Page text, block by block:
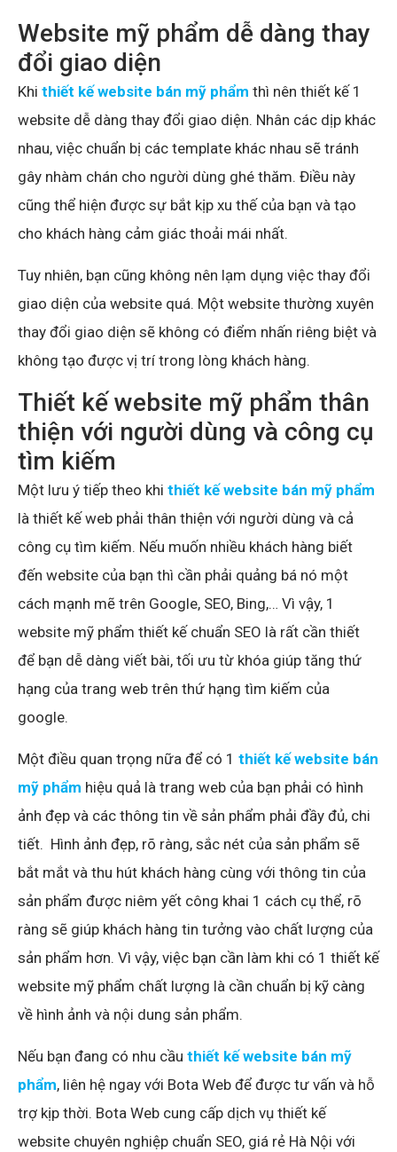
Website mỹ phẩm dễ dàng thay
đổi giao diện
Khi thiết kế website bán mỹ phẩm thì nên thiết kế 1
website dễ dàng thay đổi giao diện. Nhân các dịp khác
nhau, việc chuẩn bị các template khác nhau sẽ tránh
gây nhàm chán cho người dùng ghé thăm. Điều này
cũng thể hiện được sự bắt kịp xu thế của bạn và tạo
cho khách hàng cảm giác thoải mái nhất.
Tuy nhiên, bạn cũng không nên lạm dụng việc thay đổi
giao diện của website quá. Một website thường xuyên
thay đổi giao diện sẽ không có điểm nhấn riêng biệt và
không tạo được vị trí trong lòng khách hàng.
Thiết kế website mỹ phẩm thân
thiện với người dùng và công cụ
tìm kiếm
Một lưu ý tiếp theo khi thiết kế website bán mỹ phẩm
là thiết kế web phải thân thiện với người dùng và cả
công cụ tìm kiếm. Nếu muốn nhiều khách hàng biết
đến website của bạn thì cần phải quảng bá nó một
cách mạnh mẽ trên Google, SEO, Bing,… Vì vậy, 1
website mỹ phẩm thiết kế chuẩn SEO là rất cần thiết
để bạn dễ dàng viết bài, tối ưu từ khóa giúp tăng thứ
hạng của trang web trên thứ hạng tìm kiếm của
google.
Một điều quan trọng nữa để có 1 thiết kế website bán
mỹ phẩm hiệu quả là trang web của bạn phải có hình
ảnh đẹp và các thông tin về sản phẩm phải đầy đủ, chi
tiết. Hình ảnh đẹp, rõ ràng, sắc nét của sản phẩm sẽ
bắt mắt và thu hút khách hàng cùng với thông tin của
sản phẩm được niêm yết công khai 1 cách cụ thể, rõ
ràng sẽ giúp khách hàng tin tưởng vào chất lượng của
sản phẩm hơn. Vì vậy, việc bạn cần làm khi có 1 thiết kế
website mỹ phẩm chất lượng là cần chuẩn bị kỹ càng
về hình ảnh và nội dung sản phẩm.
Nếu bạn đang có nhu cầu thiết kế website bán mỹ
phẩm, liên hệ ngay với Bota Web để được tư vấn và hỗ
trợ kịp thời. Bota Web cung cấp dịch vụ thiết kế
website chuyên nghiệp chuẩn SEO, giá rẻ Hà Nội với